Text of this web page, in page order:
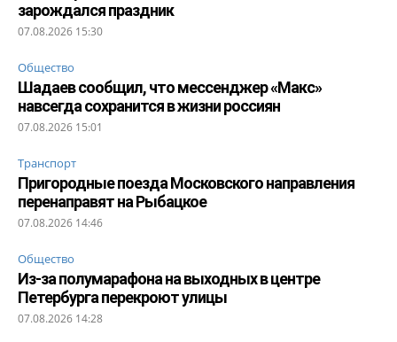
зарождался праздник
07.08.2026 15:30
Общество
Шадаев сообщил, что мессенджер «Макс»
навсегда сохранится в жизни россиян
07.08.2026 15:01
Транспорт
Пригородные поезда Московского направления
перенаправят на Рыбацкое
07.08.2026 14:46
Общество
Из-за полумарафона на выходных в центре
Петербурга перекроют улицы
07.08.2026 14:28